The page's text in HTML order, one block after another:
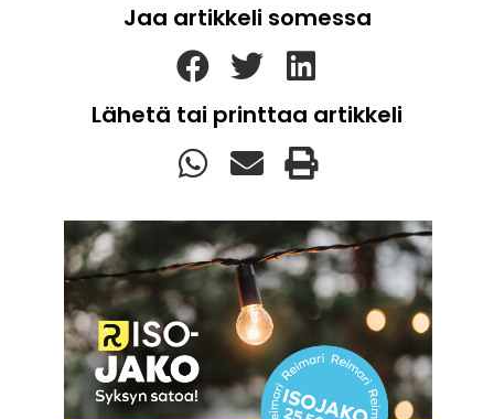
Jaa artikkeli somessa
Lähetä tai printtaa artikkeli